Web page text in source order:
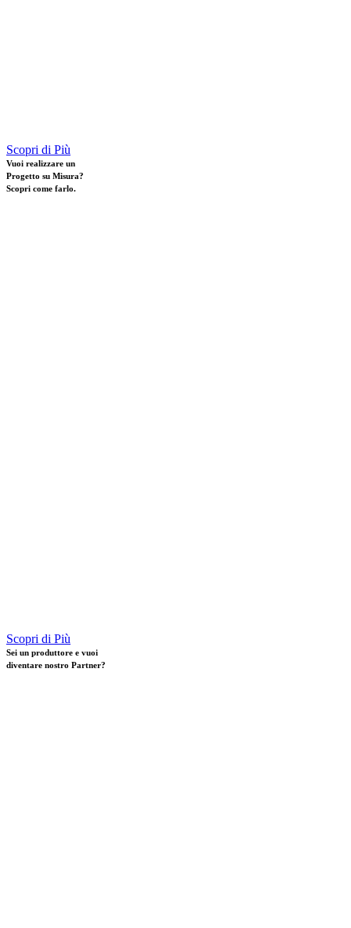
Scopri di Più
Vuoi realizzare un
Progetto su Misura?
Scopri come farlo.
Scopri di Più
Sei un produttore e vuoi
diventare nostro Partner?